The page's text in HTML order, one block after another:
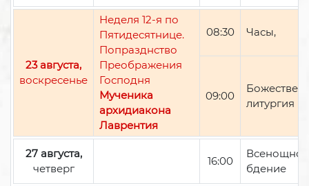
23 августа,
воскресенье
Неделя 12-я по
Пятидесятнице.
Попразднство
Преображения
Господня
Мученика
архидиакона
Лаврентия
08:30 Часы,
09:00
литургия
27 августа,
четверг
16:00
Всенощное
бдение